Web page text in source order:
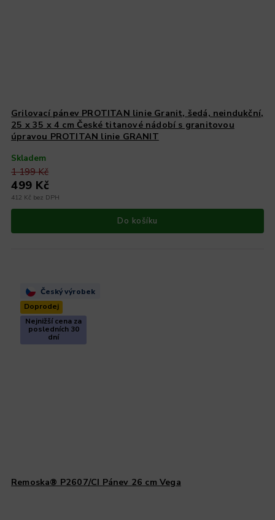
Grilovací pánev PROTITAN linie Granit, šedá, neindukční,
25 x 35 x 4 cm České titanové nádobí s granitovou
úpravou PROTITAN linie GRANIT
Skladem
412 Kč bez DPH
1 199 Kč
499 Kč
Do košíku
Český výrobek
Doprodej
Nejnižší cena za
posledních 30
dní
Remoska® P2607/CI Pánev 26 cm Vega